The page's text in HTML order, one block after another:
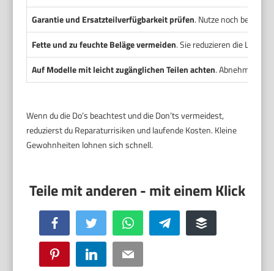
Garantie und Ersatzteilverfügbarkeit prüfen. Nutze noch
Fette und zu feuchte Beläge vermeiden. Sie reduzieren die
Auf Modelle mit leicht zugänglichen Teilen achten. Abnehmbare
Wenn du die Do’s beachtest und die Don’ts vermeidest,
reduzierst du Reparaturrisiken und laufende Kosten. Kleine
Gewohnheiten lohnen sich schnell.
Facebook Twitter WhatsApp Telegram Buffer
Pinterest LinkedIn Email